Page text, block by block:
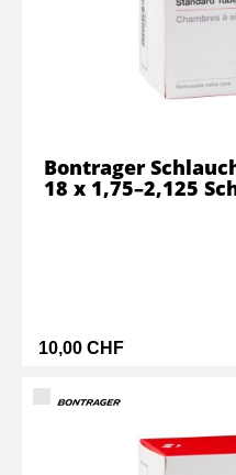
10,00 CHF
Bontrager
18 x 1,75–2,125